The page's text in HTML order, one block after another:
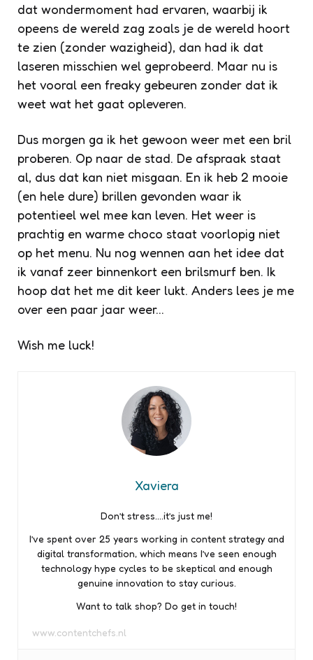
dat wondermoment had ervaren, waarbij ik
opeens de wereld zag zoals je de wereld hoort
te zien (zonder wazigheid), dan had ik dat
laseren misschien wel geprobeerd. Maar nu is
het vooral een freaky gebeuren zonder dat ik
weet wat het gaat opleveren.
Dus morgen ga ik het gewoon weer met een bril
proberen. Op naar de stad. De afspraak staat
al, dus dat kan niet misgaan. En ik heb 2 mooie
(en hele dure) brillen gevonden waar ik
potentieel wel mee kan leven. Het weer is
prachtig en warme choco staat voorlopig niet
op het menu. Nu nog wennen aan het idee dat
ik vanaf zeer binnenkort een brilsmurf ben. Ik
hoop dat het me dit keer lukt. Anders lees je me
over een paar jaar weer…
Wish me luck!
Xaviera
Don’t stress….it’s just me!
I’ve spent over 25 years working in content strategy and
digital transformation, which means I’ve seen enough
technology hype cycles to be skeptical and enough
genuine innovation to stay curious.
Want to talk shop? Do get in touch!
www.contentchefs.nl